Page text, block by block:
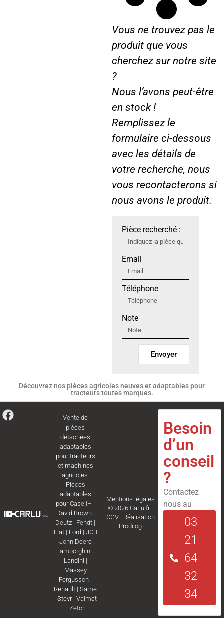
0
…
1
0
1
3
0
…
Vous ne trouvez pas le
produit que vous
cherchez sur notre site
?
Nous l’avons peut-être
en stock !
Remplissez le
formulaire ci-dessous
avec les détails de
votre recherche, nous
vous recontacterons si
nous avons le produit.
Pièce recherché :
Email
Téléphone
Note
Envoyer
Découvrez nos pièces agricoles neuves et adaptables pour
tracteurs toutes marques.
Vente de
pièces
détachées
adaptables
pour tracteurs
et machines
agricoles.
Pièces
adaptables
pourCase IH |
David Brown|
Deutz | Fendt |
Fiat| Ford | JCB
| John Deere|
Lamborghini |
Landini |
Massey
Fergusson |
Renault |Same
| Steyr| Valmet
|Zetor
Mentions légales
© 2026 Carlu.fr |
CGV| Réalisation
Prodilog
Besoin
d’un
conseil
?
Contactez
nous au
03
21
64
32
34